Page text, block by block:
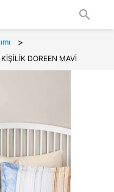
search
>
DOREEN MAVİ